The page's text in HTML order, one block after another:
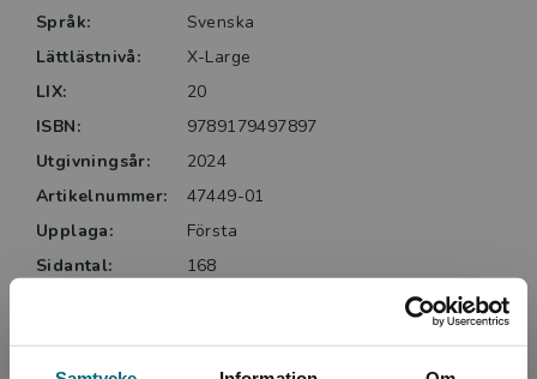
Språk:
Svenska
Lättlästnivå:
X-Large
LIX:
20
ISBN:
9789179497897
Utgivningsår:
2024
Artikelnummer:
47449-01
Upplaga:
Första
Sidantal:
168